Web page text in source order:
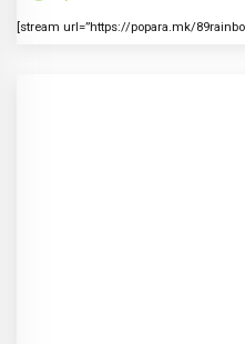
[stream url=”https://popara.mk/